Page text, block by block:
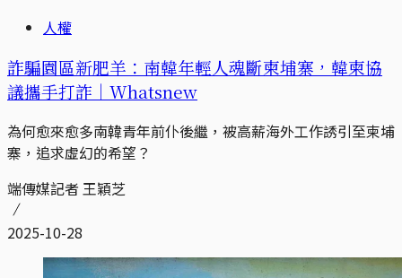
人權
詐騙園區新肥羊：南韓年輕人魂斷柬埔寨，韓柬協
議攜手打詐｜Whatsnew
為何愈來愈多南韓青年前仆後繼，被高薪海外工作誘引至柬埔
寨，追求虛幻的希望？
端傳媒記者 王穎芝
2025-10-28